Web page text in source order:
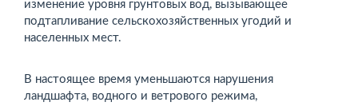
изменение уровня грунтовых вод, вызывающее
подтапливание сельскохозяйственных угодий и
населенных мест.
В настоящее время уменьшаются нарушения
ландшафта, водного и ветрового режима,